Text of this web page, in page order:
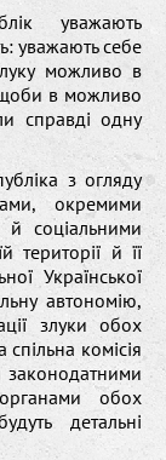
уважають
уважають себе
можливо в
щоби в можливо
справді одну
з огляду
окремими
й соціальними
території й її
Української
автономію,
злуки обох
комісія
законодатними
обох
детальні